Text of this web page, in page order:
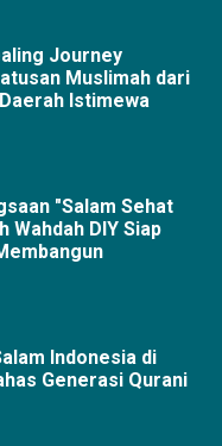
Journey
Muslimah dari
Istimewa
"Salam Sehat
Wahdah DIY Siap
Indonesia di
Generasi Qurani